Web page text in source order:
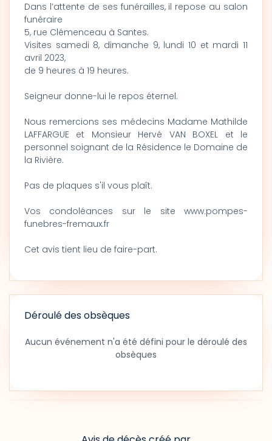
Dans l’attente de ses funérailles, il repose au salon
funéraire
5, rue Clémenceau à Santes.
Visites samedi 8, dimanche 9, lundi 10 et mardi 11
avril 2023,
de 9 heures à 19 heures.
Seigneur donne-lui le repos éternel.
Nous remercions ses médecins Madame Mathilde
LAFFARGUE et Monsieur Hervé VAN BOXEL et le
personnel soignant de la Résidence le Domaine de
la Rivière.
Pas de plaques s'il vous plaît.
Vos condoléances sur le site www.pompes-
funebres-fremaux.fr
Cet avis tient lieu de faire-part.
Déroulé des obsèques
Aucun événement n'a été défini pour le déroulé des
obsèques